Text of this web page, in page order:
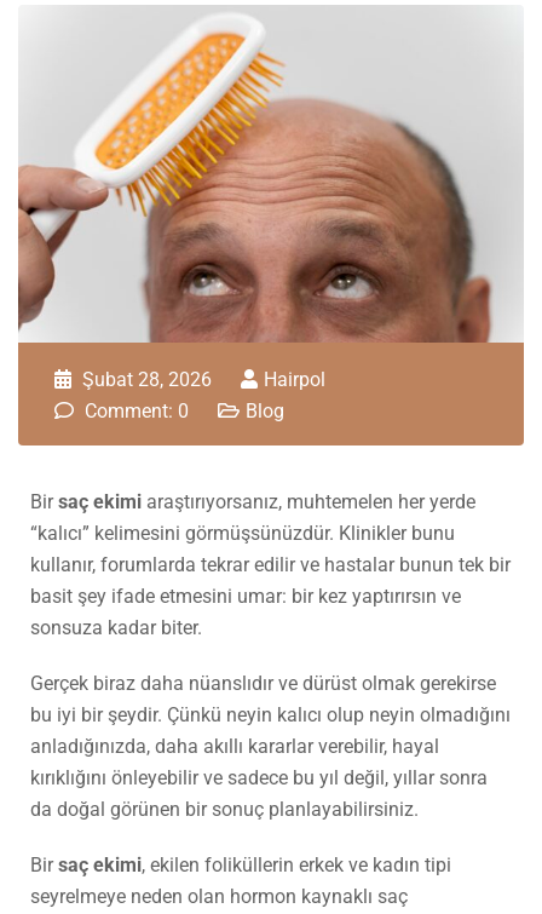
Şubat 28, 2026
Hairpol
Comment: 0
Blog
Birsaç ekimi araştırıyorsanız, muhtemelen her yerde
“kalıcı” kelimesini görmüşsünüzdür. Klinikler bunu
kullanır, forumlarda tekrar edilir ve hastalar bunun tek bir
basit şey ifade etmesini umar: bir kez yaptırırsın ve
sonsuza kadar biter.
Gerçek biraz daha nüanslıdır ve dürüst olmak gerekirse
bu iyi bir şeydir. Çünkü neyin kalıcı olup neyin olmadığını
anladığınızda, daha akıllı kararlar verebilir, hayal
kırıklığını önleyebilir ve sadece bu yıl değil, yıllar sonra
da doğal görünen bir sonuç planlayabilirsiniz.
Birsaç ekimi, ekilen foliküllerin erkek ve kadın tipi
seyrelmeye neden olan hormon kaynaklı saç